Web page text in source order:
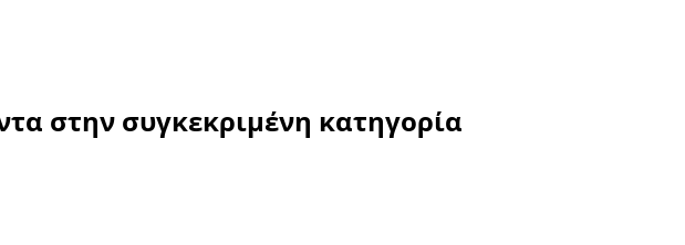
στην συγκεκριμένη κατηγορία